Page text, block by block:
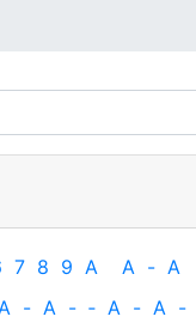
7 8 9 A A - A
- A - ‐ A - A -